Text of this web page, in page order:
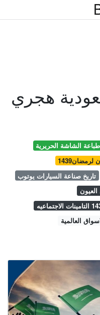
هجري
طباعة الشاشة الحريرية
تاريخ صناعة السيارات يوتوب
العالمية